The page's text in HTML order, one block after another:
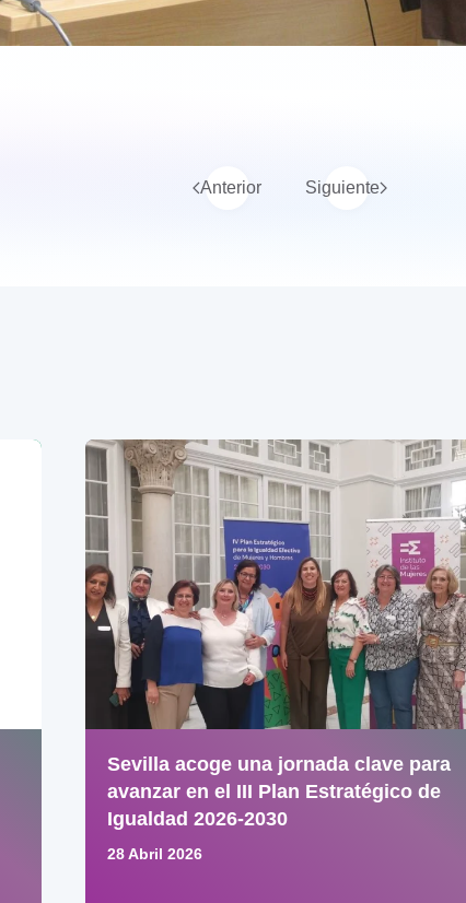
Anterior Siguiente
Sevilla acoge una jornada clave para
avanzar en el III Plan Estratégico de
Igualdad 2026-2030
28 Abril 2026